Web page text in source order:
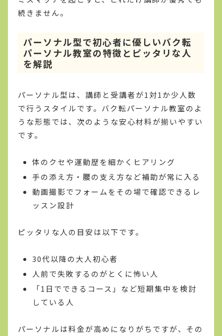
続きません。
パーソナル型で初心者に優しいバク転
パーソナル教室の特徴とピッタリな人
を解説
パーソナル型は、講師と受講者が1対1か少人数
で行うスタイルです。バク転パーソナル教室のよ
うな形態では、次のような安心材料が揃いやすい
です。
体のクセや運動歴を細かくヒアリング
手の添え方・腰の支え方など補助が常に入る
動画撮影でフォームをその場で確認できるレ
ッスン設計
ピッタリな人の目安は以下です。
30代以降の大人初心者
人前で失敗するのがとくに怖い人
「1日でできるコース」など短期集中を検討
している人
パーソナルは料金が高めになりがちですが、その